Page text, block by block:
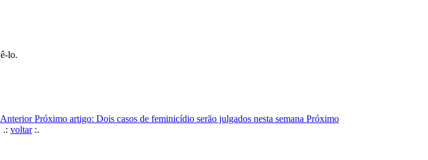
lo.
Anterior Próximo artigo: Dois casos de feminicídio serão julgados nesta semana Próximo
.: voltar:.